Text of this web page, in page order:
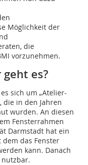
Möglichkeit der
die
vorzunehmen.
es?
sich um „Atelier-
die in den Jahren
wurden. An diesen
Fensterrahmen
Darmstadt hat ein
das Fenster
kann. Danach